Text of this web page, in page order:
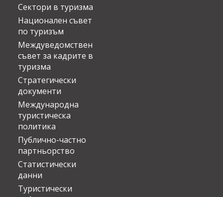
Сектори в туризма
Национален съвет
по туризъм
Междуведомствен
съвет за кадрите в
туризма
Стратегически
документи
Международна
туристическа
политика
Публично-частно
партньорство
Статистически
данни
Туристически